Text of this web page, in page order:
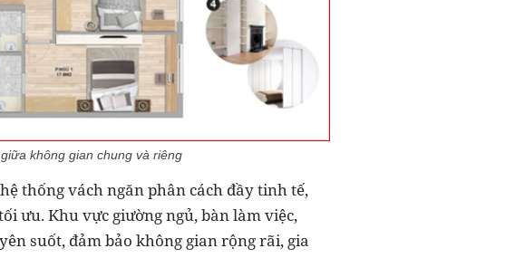
không gian chung và riêng
thống vách ngăn phân cách đầy tinh tế,
ưu. Khu vực giường ngủ, bàn làm việc,
suốt, đảm bảo không gian rộng rãi, gia